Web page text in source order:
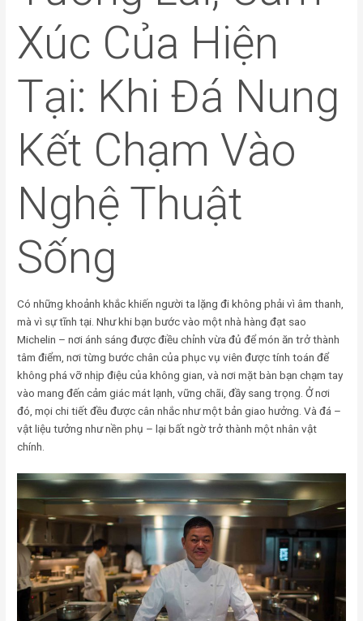
Xúc Của Hiện
Tại: Khi Đá Nung
Kết Chạm Vào
Nghệ Thuật
Sống
Có những khoảnh khắc khiến người ta lặng đi không phải vì âm thanh,
mà vì sự tĩnh tại. Như khi bạn bước vào một nhà hàng đạt sao
Michelin – nơi ánh sáng được điều chỉnh vừa đủ để món ăn trở thành
tâm điểm, nơi từng bước chân của phục vụ viên được tính toán để
không phá vỡ nhịp điệu của không gian, và nơi mặt bàn bạn chạm tay
vào mang đến cảm giác mát lạnh, vững chãi, đầy sang trọng. Ở nơi
đó, mọi chi tiết đều được cân nhắc như một bản giao hưởng. Và đá –
vật liệu tưởng như nền phụ – lại bất ngờ trở thành một nhân vật
chính.